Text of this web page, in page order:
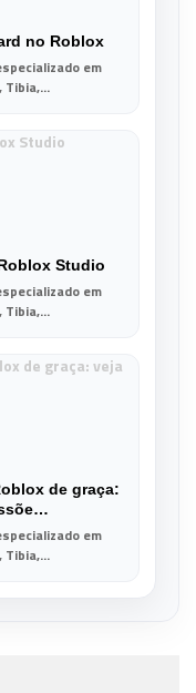
no Roblox
em
Tibia,...
Studio
em
Tibia,...
de graça:
em
Tibia,...